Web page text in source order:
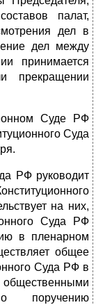
палат,
дел в
дел между
принимается
прекращении
Суде РФ
Суда
РФ руководит
на них,
Суда РФ
в пленарном
общее
Суда РФ в
поручению